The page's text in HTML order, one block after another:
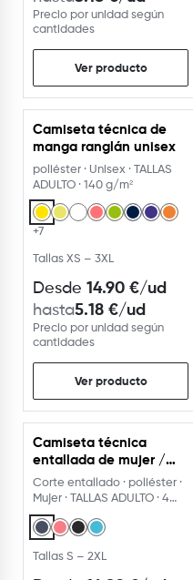
Precio por unidad según
cantidades
Ver producto
Camiseta técnica de
manga ranglán unisex
poliéster · Unisex · TALLAS
ADULTO · 140 g/m²
+7
Tallas XS – 3XL
Desde 14.90 €/ud
hasta5.18 €/ud
Precio por unidad según
cantidades
Ver producto
Camiseta técnica
entallada de mujer /
poliéster / manga corta
ranglán.
Corte entallado · poliéster ·
Mujer · TALLAS ADULTO · 4
colores
Tallas S – 2XL